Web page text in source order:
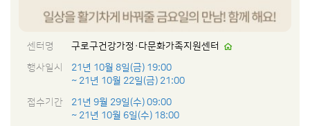
센터명
구로구건강가정·다문화가족지원센터
행사일시
21년 10월 8일(금) 19:00
~ 21년 10월 22일(금) 21:00
접수기간
21년 9월 29일(수) 09:00
~ 21년 10월 6일(수) 18:00